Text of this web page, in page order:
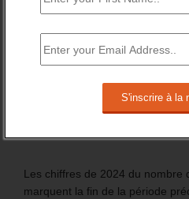
BRÈVES EMPLOI
FT : + 100 000 INSCRITS EN
Les chiffres de 2024 du nombre
marquent la fin de la période